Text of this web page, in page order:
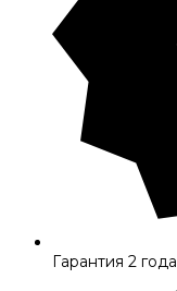
Гарантия 2 года